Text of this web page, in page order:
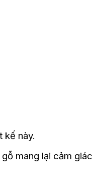
kế này.
mang lại cảm